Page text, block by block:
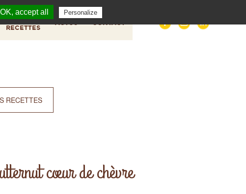
NOS
RECETTES
ACTUS CONTACT
RECETTES
cœur de chèvre
accept all Personalize